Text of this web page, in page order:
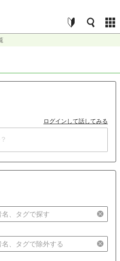
ログインして話してみる